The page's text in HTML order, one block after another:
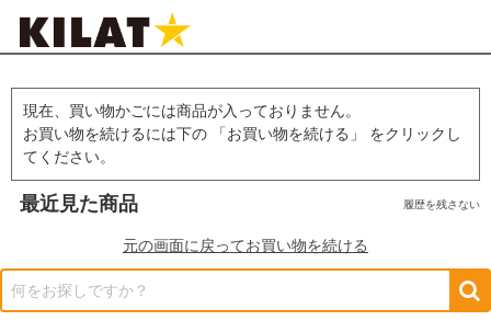
現在、買い物かごには商品が入っておりません。
お買い物を続けるには下の 「お買い物を続ける」 をクリックし
てください。
最近見た商品 履歴を残さない
元の画面に戻ってお買い物を続ける
何をお探しですか？